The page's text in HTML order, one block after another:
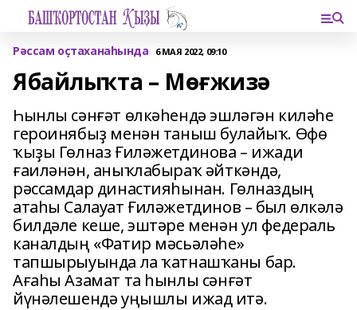
Рәссам оҫтаханаһында 6 МАЯ 2022, 09:10
Ябайлыҡта – Мөғжизә
Һынлы сәнғәт өлкәһендә эшләгән киләһе
героинябыҙ менән таныш булайыҡ. Өфө
ҡыҙы Гөлназ Ғиләжетдинова – ижади
ғаиләнән, аныҡлабыраҡ әйткәндә,
рәссамдар династияһынан. Гөлназдың
атаһы Салауат Ғиләжетдинов – был өлкәлә
билдәле кеше, эштәре менән ул федераль
каналдың «Фатир мәсьәләһе»
тапшырыуында ла ҡатнашҡаны бар.
Ағаһы Азамат та һынлы сәнғәт
йүнәлешендә уңышлы ижад итә.